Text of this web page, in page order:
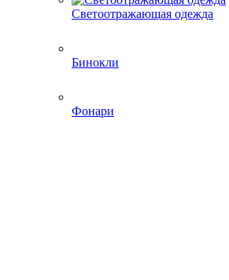
Светоотражающая одежда
Бинокли
Фонари